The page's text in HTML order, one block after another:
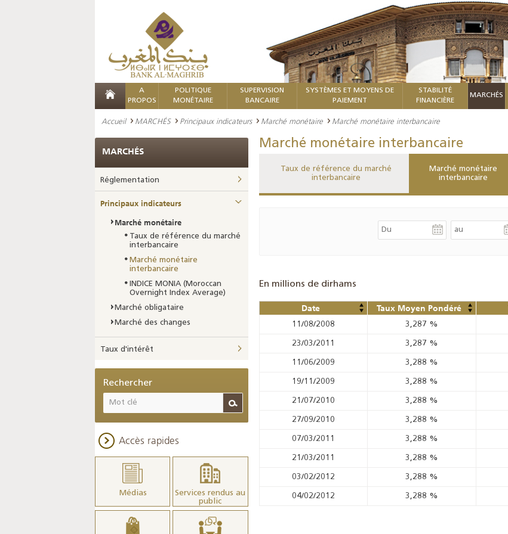
A
PROPOS
POLITIQUE
MONÉTAIRE
SUPERVISION
BANCAIRE
SYSTÈMES ET MOYENS DE
PAIEMENT
STABILITÉ
FINANCIÈRE
MARCHÉS
Accueil MARCHÉS Principaux indicateurs Marché monétaire Marché monétaire interbancaire
Marché monétaire interbancaire
Taux de référence du marché
interbancaire
Marché monétaire
interbancaire
En millions de dirhams
Date Taux Moyen Pondéré
11/08/2008 3,287 %
23/03/2011 3,287 %
11/06/2009 3,288 %
19/11/2009 3,288 %
21/07/2010 3,288 %
27/09/2010 3,288 %
07/03/2011 3,288 %
21/03/2011 3,288 %
03/02/2012 3,288 %
04/02/2012 3,288 %
MARCHÉS
Réglementation
Principaux indicateurs
Marché monétaire
Taux de référence du marché
interbancaire
Marché monétaire
interbancaire
INDICE MONIA (Moroccan
Overnight Index Average)
Marché obligataire
Marché des changes
Taux d'intérêt
Rechercher
Accès rapides
Médias
Services rendus au
public